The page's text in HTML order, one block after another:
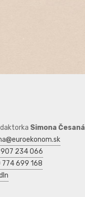
Simona Česaná
234 066
699 168